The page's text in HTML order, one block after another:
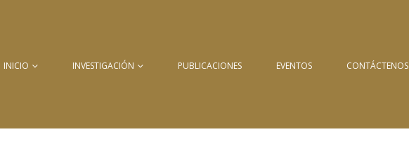
INICIO INVESTIGACIÓN PUBLICACIONES EVENTOS CONTÁCTENOS